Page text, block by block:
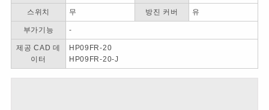
스위치 무 방진 커버 유
부가기능 -
제공 CAD 데
이터
HP09FR-20
HP09FR-20-J